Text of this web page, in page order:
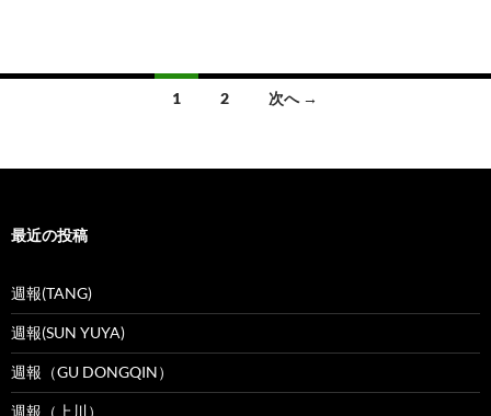
ナ
ゲ
ー
シ
ョ
ン
1 2 次へ →
最近の投稿
週報(TANG)
週報(SUN YUYA)
週報（GU DONGQIN）
週報（上川）